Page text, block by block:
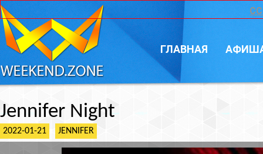
ГЛАВНАЯ
Jennifer Night
2022-01-21 JENNIFER